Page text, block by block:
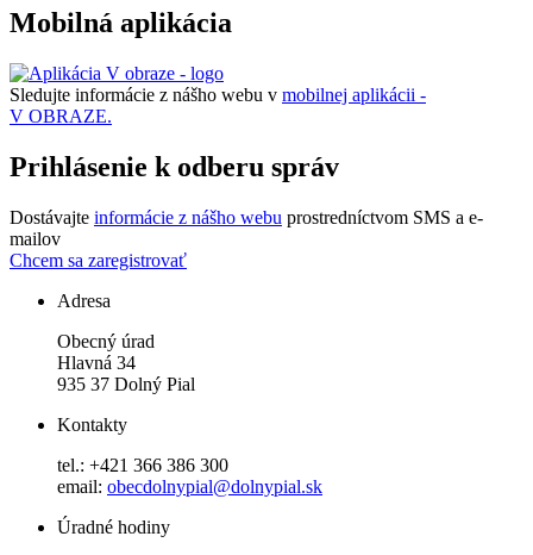
Mobilná aplikácia
Sledujte informácie z nášho webu v mobilnej aplikácii -
V OBRAZE.
Prihlásenie k odberu správ
Dostávajte informácie z nášho webu prostredníctvom SMS a e-
mailov
Chcem sa zaregistrovať
Adresa
Obecný úrad
Hlavná 34
935 37 Dolný Pial
Kontakty
tel.: +421 366 386 300
email: obecdolnypial@dolnypial.sk
Úradné hodiny